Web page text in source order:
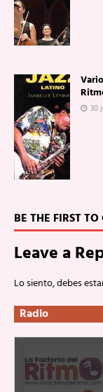
30
BE THE FIRST
Leave a
Lo siento, debes
Radio